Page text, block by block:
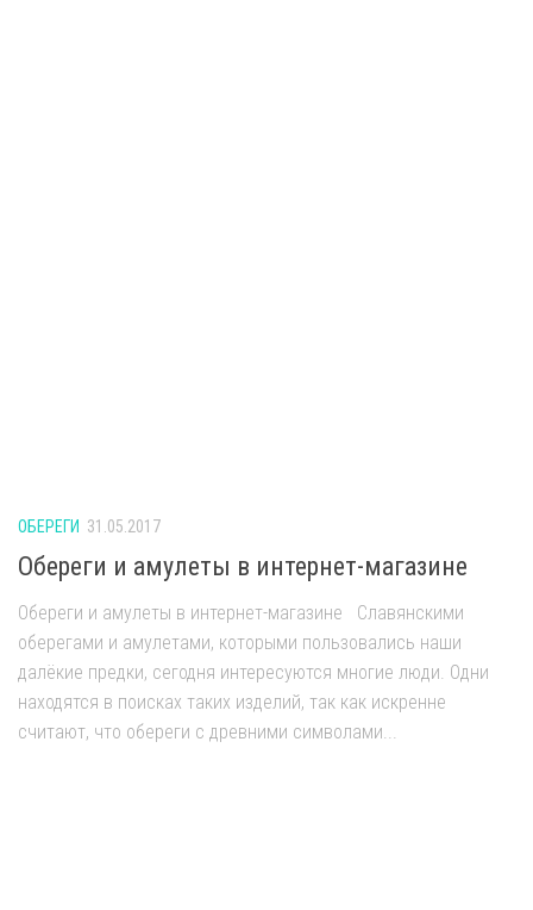
ОБЕРЕГИ 31.05.2017
Обереги и амулеты в интернет-магазине
Обереги и амулеты в интернет-магазине Славянскими
оберегами и амулетами, которыми пользовались наши
далёкие предки, сегодня интересуются многие люди. Одни
находятся в поисках таких изделий, так как искренне
считают, что обереги с древними символами...